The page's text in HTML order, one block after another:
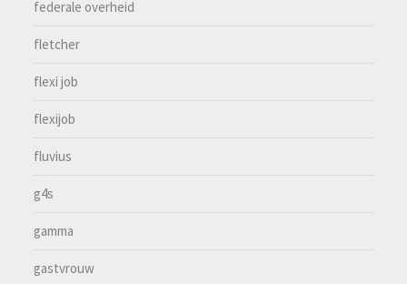
federale overheid
fletcher
flexi job
flexijob
fluvius
g4s
gamma
gastvrouw